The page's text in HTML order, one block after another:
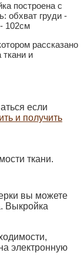
построена с
обхват груди -
102см
рассказано
ткани и
если
и получить
ткани.
вы можете
Выкройка
электронную